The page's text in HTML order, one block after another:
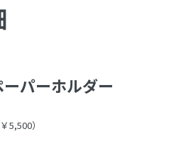
パーホルダー
5,500）